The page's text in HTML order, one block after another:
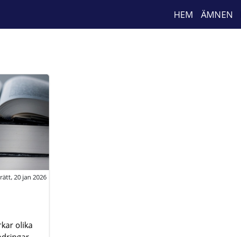
HEM ÄMNEN
20 jan 2026
olika